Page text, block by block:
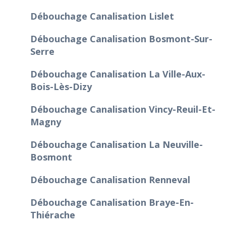
Débouchage Canalisation Lislet
Débouchage Canalisation Bosmont-Sur-
Serre
Débouchage Canalisation La Ville-Aux-
Bois-Lès-Dizy
Débouchage Canalisation Vincy-Reuil-Et-
Magny
Débouchage Canalisation La Neuville-
Bosmont
Débouchage Canalisation Renneval
Débouchage Canalisation Braye-En-
Thiérache